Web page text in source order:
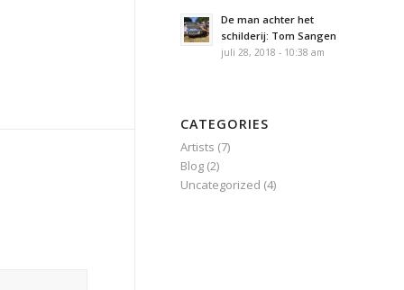
De man achter het
schilderij: Tom Sangen
juli 28, 2018 - 10:38 am
CATEGORIES
Artists (7)
Blog (2)
Uncategorized (4)